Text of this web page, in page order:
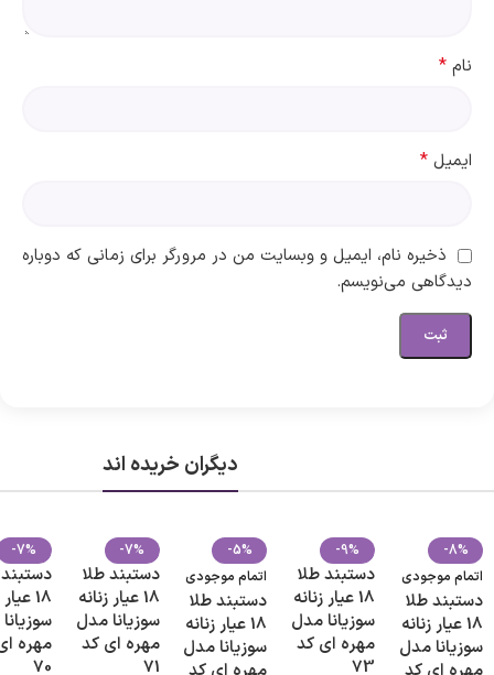
نام *
ایمیل *
ذخیره نام، ایمیل و وبسایت من در مرورگر برای زمانی که دوباره
دیدگاهی می‌نویسم.
دیگران خریده اند
-8%
اتمام موجودی
دستبند طلا
18 عیار زنانه
سوزیانا مدل
-9%
دستبند طلا
18 عیار زنانه
سوزیانا مدل
مهره ای کد
73
-5%
اتمام موجودی
دستبند طلا
18 عیار زنانه
سوزیانا مدل
-7%
دستبند طلا
18 عیار زنانه
سوزیانا مدل
مهره ای کد
71
-7%
18
مهره
70